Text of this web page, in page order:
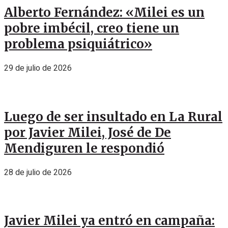
Alberto Fernández: «Milei es un
pobre imbécil, creo tiene un
problema psiquiátrico»
29 de julio de 2026
Luego de ser insultado en La Rural
por Javier Milei, José de De
Mendiguren le respondió
28 de julio de 2026
Javier Milei ya entró en campaña: